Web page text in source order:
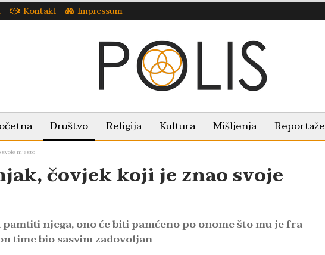
Kontakt Impressum
Društvo Religija Kultura Mišljenja Reportaže
svoje mjesto
čovjek koji je znao svoje
njega, ono će biti pamćeno po onome što mu je fra
time bio sasvim zadovoljan